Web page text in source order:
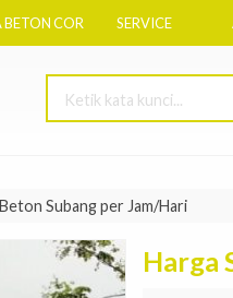
BETON COR SERVICE
Subang per Jam/Hari
Harga